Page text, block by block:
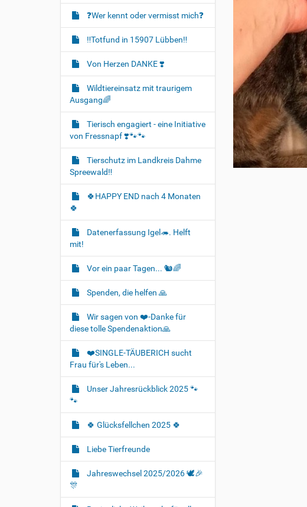
❓️Wer kennt oder vermisst mich❓️
‼️Totfund in 15907 Lübben‼️
Von Herzen DANKE ❣️
Wildtiereinsatz mit traurigem
Ausgang🌈
Tierisch engagiert - eine Initiative
von Fressnapf ❣️🐾🐾
Tierschutz im Landkreis Dahme
Spreewald‼️
🍀HAPPY END nach 4 Monaten
🍀
Datenerfassung Igel🦔. Helft
mit!
Vor ein paar Tagen... 🐿🌈
Spenden, die helfen 🙏
Wir sagen von ❤️-Danke für
diese tolle Spendenaktion🙏
❤️SINGLE-TÄUBERICH sucht
Frau für's Leben...
Unser Jahresrückblick 2025 🐾
🐾
🍀 Glücksfellchen 2025 🍀
Liebe Tierfreunde
Jahreswechsel 2025/2026 🕊🎉
🎊